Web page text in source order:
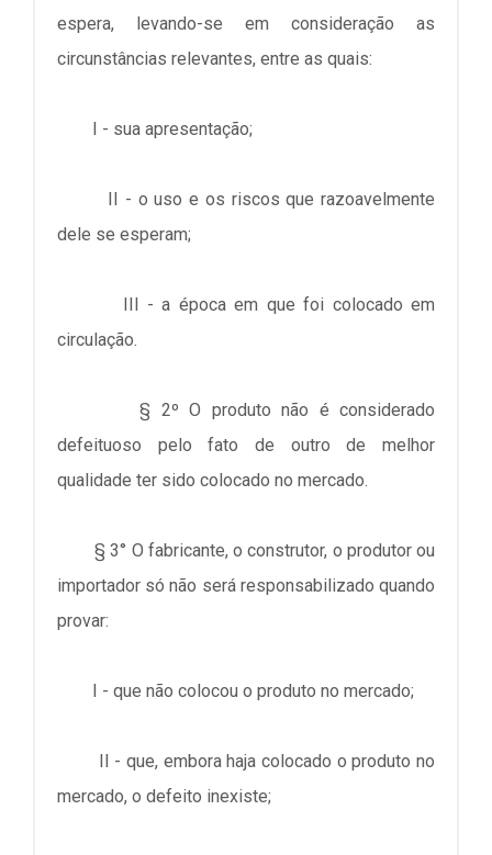
espera, levando-se em consideração as
circunstâncias relevantes, entre as quais:
I - sua apresentação;
II - o uso e os riscos que razoavelmente
dele se esperam;
III - a época em que foi colocado em
circulação.
§ 2º O produto não é considerado
defeituoso pelo fato de outro de melhor
qualidade ter sido colocado no mercado.
§ 3° O fabricante, o construtor, o produtor ou
importador só não será responsabilizado quando
provar:
I - que não colocou o produto no mercado;
II - que, embora haja colocado o produto no
mercado, o defeito inexiste;